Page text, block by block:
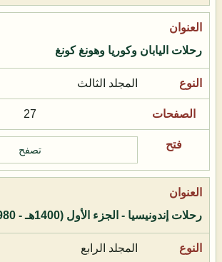
رحلات اليابان وكوريا وهونغ كونغ
المجلد الثالث
27
تصفح
رحلات إندونيسيا - الجزء الأول (1400هـ - 1980م)
المجلد الرابع